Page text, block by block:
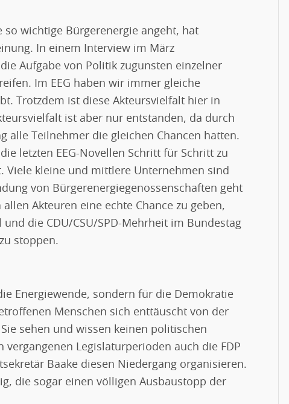
so wichtige Bürgerenergie angeht, hat
In einem Interview im März
Aufgabe von Politik zugunsten einzelner
Im EEG haben wir immer gleiche
Trotzdem ist diese Akteursvielfalt hier in
ist aber nur entstanden, da durch
alle Teilnehmer die gleichen Chancen hatten.
letzten EEG-Novellen Schritt für Schritt zu
Viele kleine und mittlere Unternehmen sind
von Bürgerenergiegenossenschaften geht
Akteuren eine echte Chance zu geben,
die CDU/CSU/SPD-Mehrheit im Bundestag
stoppen.
Energiewende, sondern für die Demokratie
Menschen sich enttäuscht von der
sehen und wissen keinen politischen
vergangenen Legislaturperioden auch die FDP
Baake diesen Niedergang organisieren.
die sogar einen völligen Ausbaustopp der